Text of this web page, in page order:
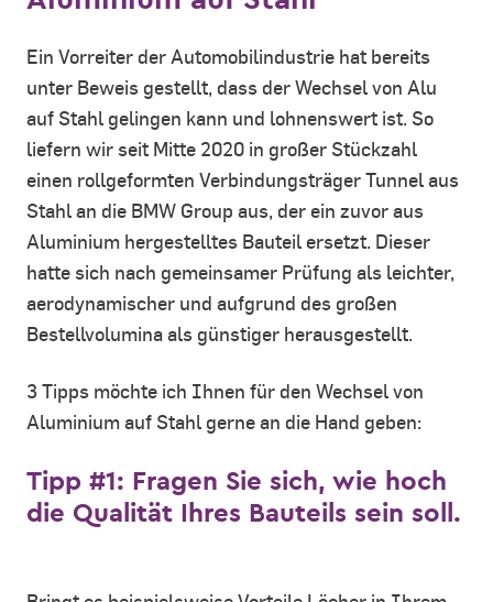
Ein Vorreiter der Automobilindustrie hat bereits
unter Beweis gestellt, dass der Wechsel von Alu
auf Stahl gelingen kann und lohnenswert ist. So
liefern wir seit Mitte 2020 in großer Stückzahl
einen rollgeformten Verbindungsträger Tunnel aus
Stahl an die BMW Group aus, der ein zuvor aus
Aluminium hergestelltes Bauteil ersetzt. Dieser
hatte sich nach gemeinsamer Prüfung als leichter,
aerodynamischer und aufgrund des großen
Bestellvolumina als günstiger herausgestellt.
3 Tipps möchte ich Ihnen für den Wechsel von
Aluminium auf Stahl gerne an die Hand geben:
Tipp #1: Fragen Sie sich, wie hoch
die Qualität Ihres Bauteils sein soll.